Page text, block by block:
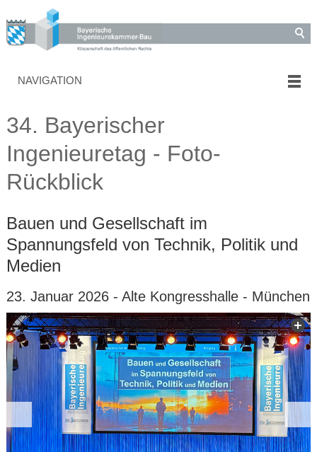
NAVIGATION
34. Bayerischer
Ingenieuretag - Foto-
Rückblick
Bauen und Gesellschaft im
Spannungsfeld von Technik, Politik und
Medien
23. Januar 2026 - Alte Kongresshalle - München